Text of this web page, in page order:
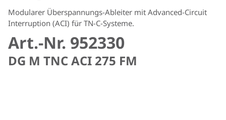
Modularer Überspannungs-Ableiter mit Advanced-Circuit
Interruption (ACI) für TN-C-Systeme.
Art.-Nr. 952330
DG M TNC ACI 275 FM